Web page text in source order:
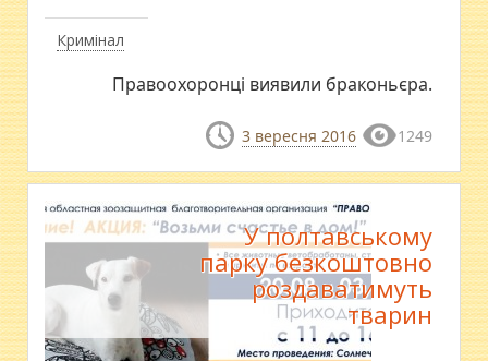
Кримінал
Правоохоронці виявили браконьєра.
3 вересня 2016 1249
У полтавському
парку безкоштовно
роздаватимуть
тварин